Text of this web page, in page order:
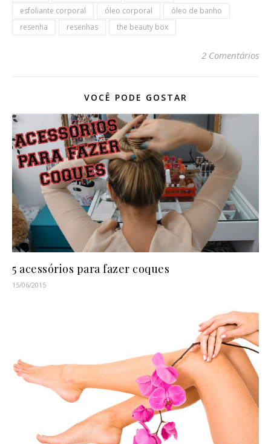
esfoliante corporal óleo corporal
óleo de banho
resenha
resenhas the beauty box
2 Comentários
VOCÊ PODE GOSTAR
5 acessórios para fazer coques
15/06/2015